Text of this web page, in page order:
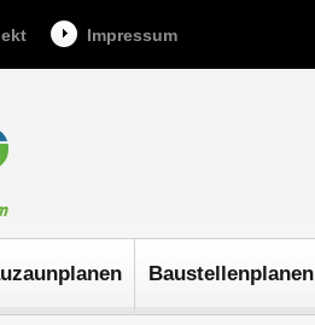
Impressum
Baustellenplanen